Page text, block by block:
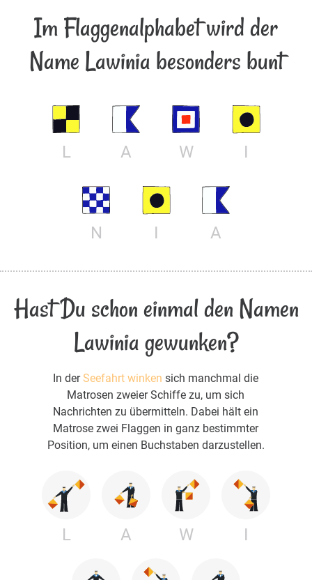
Im Flaggenalphabet wird der
Name Lawinia besonders bunt
L A W I
N I A
Hast Du schon einmal den Namen
Lawinia gewunken?
In derSeefahrt winken sich manchmal die
Matrosen zweier Schiffe zu, um sich
Nachrichten zu übermitteln. Dabei hält ein
Matrose zwei Flaggen in ganz bestimmter
Position, um einen Buchstaben darzustellen.
L A W I